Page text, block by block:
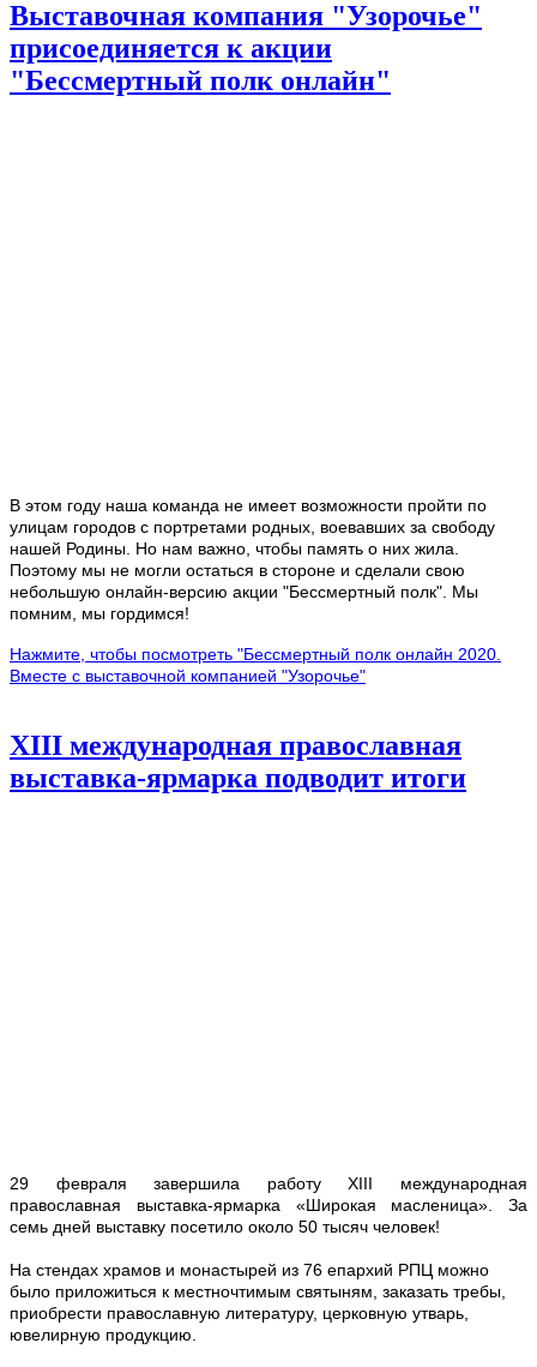
Выставочная компания "Узорочье"
присоединяется к акции
"Бессмертный полк онлайн"
В этом году наша команда не имеет возможности пройти по
улицам городов с портретами родных, воевавших за свободу
нашей Родины. Но нам важно, чтобы память о них жила.
Поэтому мы не могли остаться в стороне и сделали свою
небольшую онлайн-версию акции "Бессмертный полк". Мы
помним, мы гордимся!
Нажмите, чтобы посмотреть "Бессмертный полк онлайн 2020.
Вместе с выставочной компанией "Узорочье"
XIII международная православная
выставка-ярмарка подводит итоги
29 февраля завершила работуXIII международная
православная выставка-ярмарка «Широкая масленица». За
семь дней выставку посетило около 50 тысяч человек!
На стендах храмов и монастырей из 76 епархий РПЦ можно
было приложиться к местночтимым святыням, заказать требы,
приобрести православную литературу, церковную утварь,
ювелирную продукцию.